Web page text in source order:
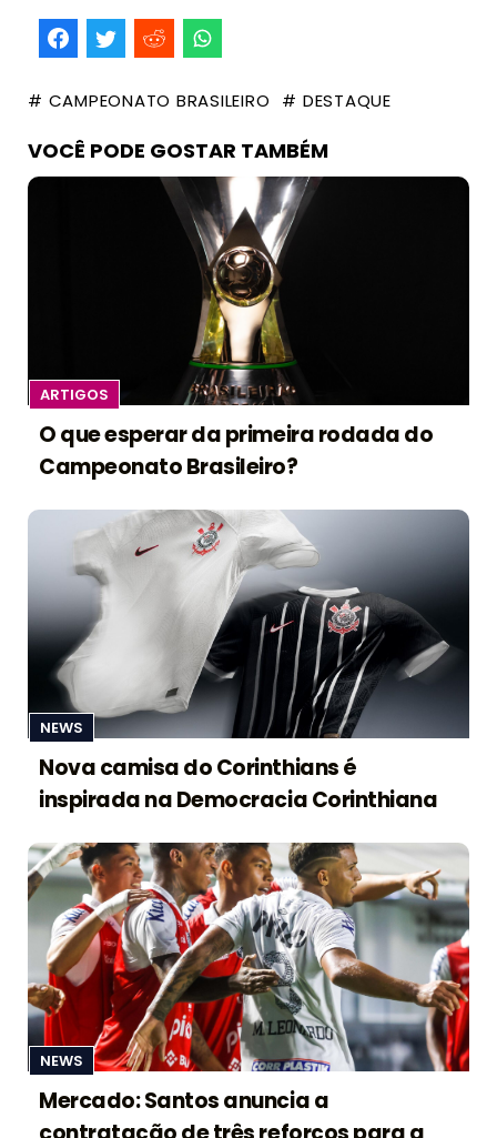
# CAMPEONATO BRASILEIRO # DESTAQUE
VOCÊ PODE GOSTAR TAMBÉM
ARTIGOS
O que esperar da primeira rodada do
Campeonato Brasileiro?
NEWS
Nova camisa do Corinthians é
inspirada na Democracia Corinthiana
NEWS
Mercado: Santos anuncia a